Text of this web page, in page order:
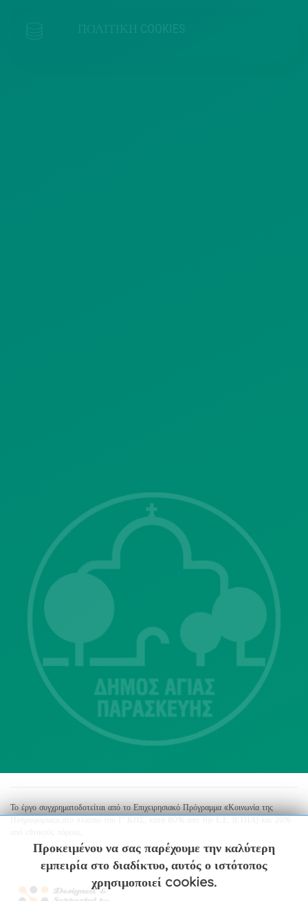
ΠΟΛΙΤΙΚΗ COOKIES
Λ. Μεσογείων 415-417 Τ.Κ.15343
Αγία Παρασκευή
213 2004500
dimos@agiaparaskevi.gr
Το έργο συγχρηματοδοτείται από το Επιχειρησιακό Πρόγραμμα «Κοινωνία της
Προκειμένου να σας παρέχουμε την καλύτερη
εμπειρία στο διαδίκτυο, αυτός ο ιστότοπος
χρησιμοποιεί cookies.